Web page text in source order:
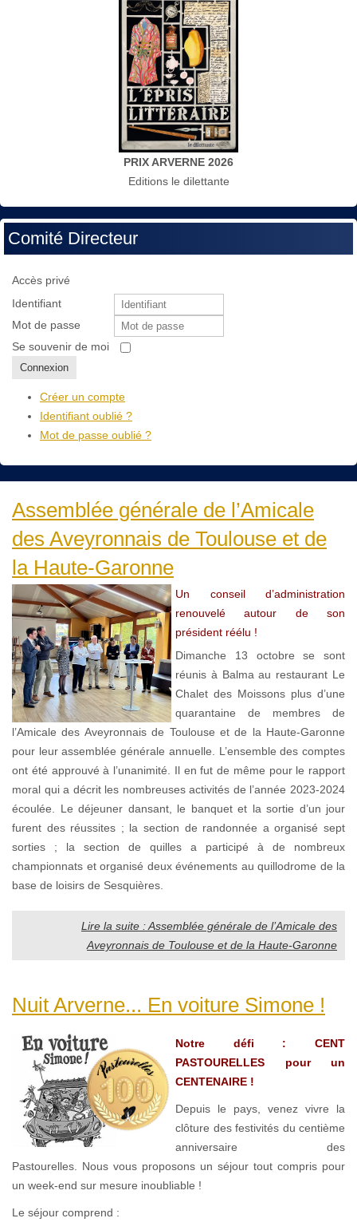
PRIX ARVERNE 2026
Editions le dilettante
Comité Directeur
Accès privé
Identifiant
Mot de passe
Se souvenir de moi
Connexion
Créer un compte
Identifiant oublié ?
Mot de passe oublié ?
Assemblée générale de l’Amicale
des Aveyronnais de Toulouse et de
la Haute-Garonne
Un conseil d’administration
renouvelé autour de son
président réélu !
Dimanche 13 octobre se sont
réunis à Balma au restaurant Le
Chalet des Moissons plus d’une
quarantaine de membres de
l’Amicale des Aveyronnais de Toulouse et de la Haute-Garonne
pour leur assemblée générale annuelle. L’ensemble des comptes
ont été approuvé à l’unanimité. Il en fut de même pour le rapport
moral qui a décrit les nombreuses activités de l’année 2023-2024
écoulée. Le déjeuner dansant, le banquet et la sortie d’un jour
furent des réussites ; la section de randonnée a organisé sept
sorties ; la section de quilles a participé à de nombreux
championnats et organisé deux événements au quillodrome de la
base de loisirs de Sesquières.
Lire la suite : Assemblée générale de l’Amicale des
Aveyronnais de Toulouse et de la Haute-Garonne
Nuit Arverne... En voiture Simone !
Notre défi : CENT
PASTOURELLES pour un
CENTENAIRE !
Depuis le pays, venez vivre la
clôture des festivités du centième
anniversaire des
Pastourelles. Nous vous proposons un séjour tout compris pour
un week-end sur mesure inoubliable !
Le séjour comprend :